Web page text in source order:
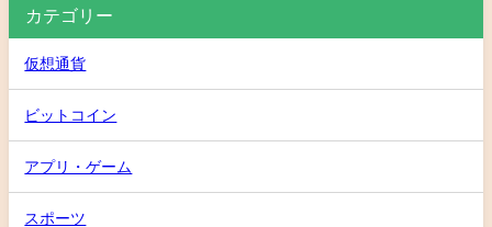
カテゴリー
仮想通貨
ビットコイン
アプリ・ゲーム
スポーツ